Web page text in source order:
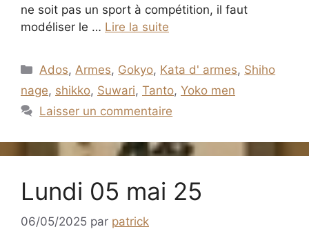
ne soit pas un sport à compétition, il faut
modéliser le … Lire la suite
Catégories
Ados, Armes, Gokyo, Kata d' armes, Shiho
nage, shikko, Suwari, Tanto, Yoko men
Laisser un commentaire
Lundi 05 mai 25
06/05/2025 par patrick